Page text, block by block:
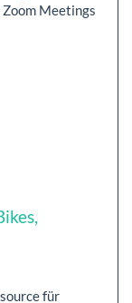
Meetings
für